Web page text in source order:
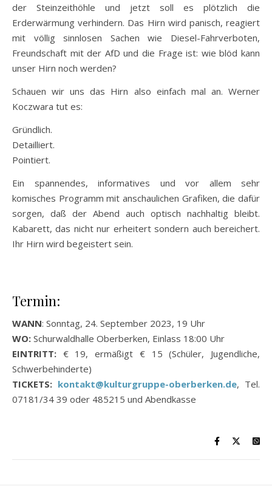
der Steinzeithöhle und jetzt soll es plötzlich die
Erderwärmung verhindern. Das Hirn wird panisch, reagiert
mit völlig sinnlosen Sachen wie Diesel-Fahrverboten,
Freundschaft mit der AfD und die Frage ist: wie blöd kann
unser Hirn noch werden?
Schauen wir uns das Hirn also einfach mal an. Werner
Koczwara tut es:
Gründlich.
Detailliert.
Pointiert.
Ein spannendes, informatives und vor allem sehr
komisches Programm mit anschaulichen Grafiken, die dafür
sorgen, daß der Abend auch optisch nachhaltig bleibt.
Kabarett, das nicht nur erheitert sondern auch bereichert.
Ihr Hirn wird begeistert sein.
Termin:
WANN: Sonntag, 24. September 2023, 19 Uhr
WO: Schurwaldhalle Oberberken, Einlass 18:00 Uhr
EINTRITT: € 19, ermäßigt € 15 (Schüler, Jugendliche,
Schwerbehinderte)
TICKETS: kontakt@kulturgruppe-oberberken.de, Tel.
07181/34 39 oder 485215 und Abendkasse